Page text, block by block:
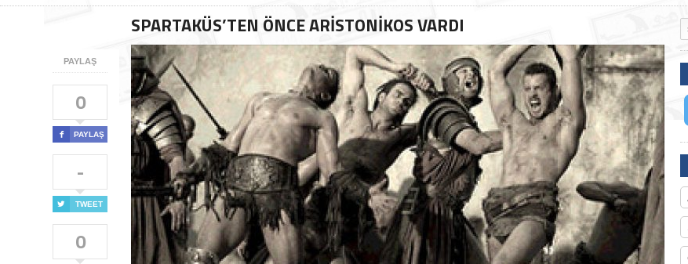
PAYLAŞ
0
 PAYLAŞ
-
 TWEET
0
SPARTAKÜS’TEN ÖNCE ARİSTONİKOS VARDI